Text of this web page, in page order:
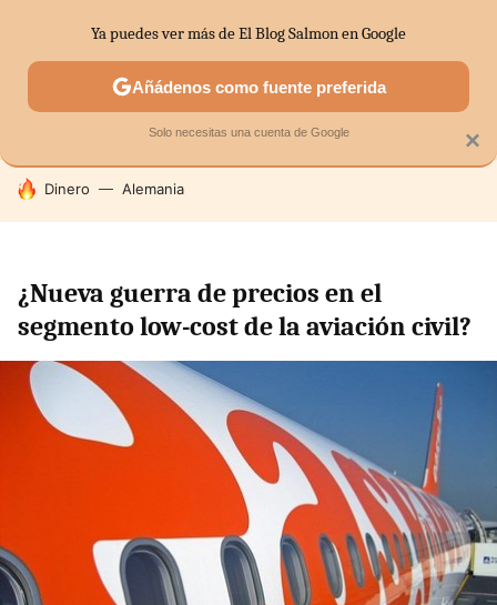
SECTORES ECONOMÍA DOMÉSTICA MERCADOS
HOY SE HABLA DE
Dinero Alemania
¿Nueva guerra de precios en el
segmento low-cost de la aviación civil?
×
Ya puedes ver más de El Blog Salmon en Google
Añádenos como fuente preferida
Solo necesitas una cuenta de Google